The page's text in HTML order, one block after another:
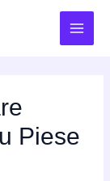
Piese